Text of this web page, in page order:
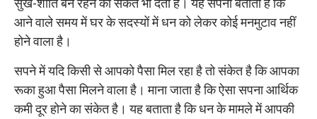
सुख-शांति बने रहने का संकेत भी देता है। यह सपना बताता है कि
आने वाले समय में घर के सदस्यों में धन को लेकर कोई मनमुटाव नहीं
होने वाला है।
सपने में यदि किसी से आपको पैसा मिल रहा है तो संकेत है कि आपका
रूका हुआ पैसा मिलने वाला है। माना जाता है कि ऐसा सपना आर्थिक
कमी दूर होने का संकेत है। यह बताता है कि धन के मामले में आपकी